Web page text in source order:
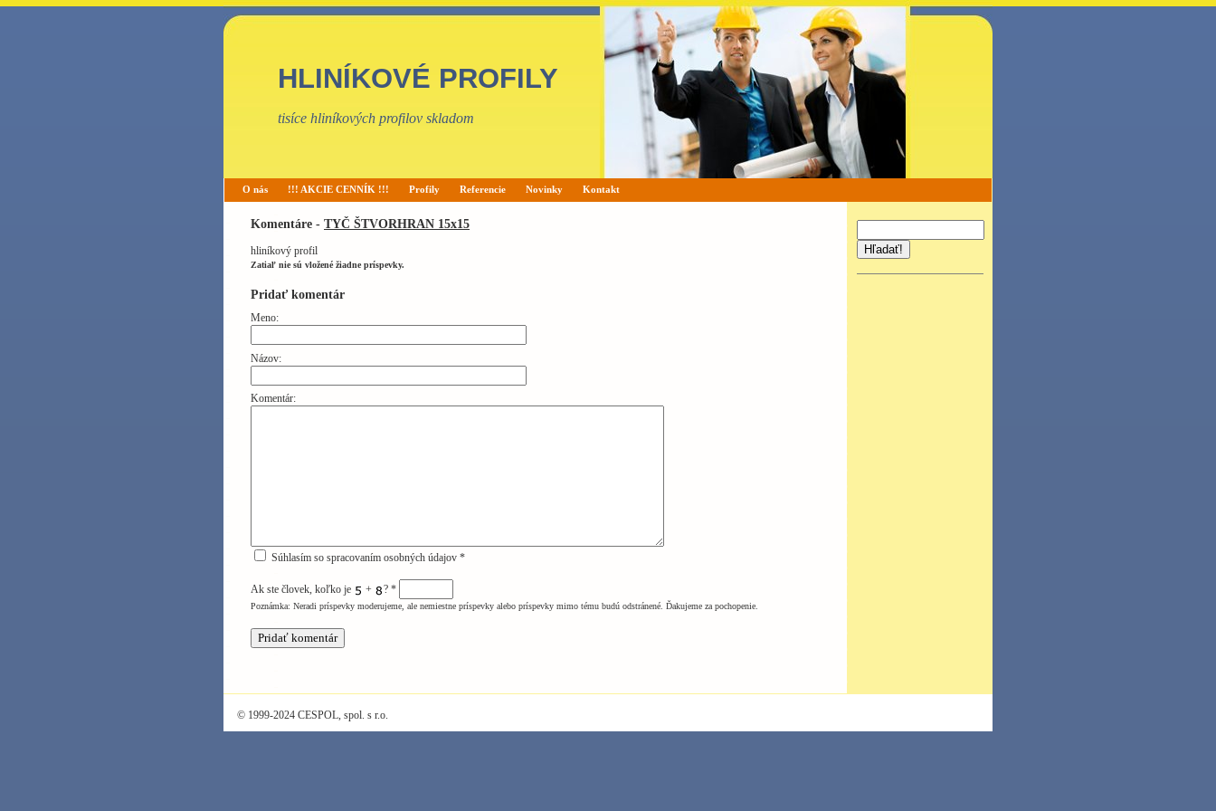
HLINÍKOVÉ PROFILY
tisíce hliníkových profilov skladom
O nás !!! AKCIE CENNÍK !!! Profily Referencie Novinky Kontakt
Komentáre - TYČ ŠTVORHRAN 15x15
hliníkový profil
Zatiaľ nie sú vložené žiadne príspevky.
Pridať komentár
Meno:
Názov:
Komentár:
Súhlasím so spracovaním osobných údajov *
Ak ste človek, koľko je + ? *
Poznámka: Neradi príspevky moderujeme, ale nemiestne príspevky alebo príspevky mimo tému budú odstránené. Ďakujeme za pochopenie.
Hľadať!
© 1999-2024 CESPOL, spol. s r.o.